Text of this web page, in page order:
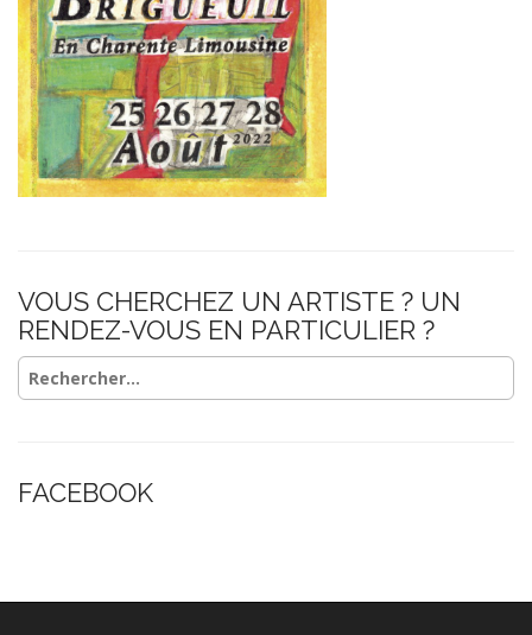
VOUS CHERCHEZ UN ARTISTE ? UN
RENDEZ-VOUS EN PARTICULIER ?
Rechercher :
FACEBOOK